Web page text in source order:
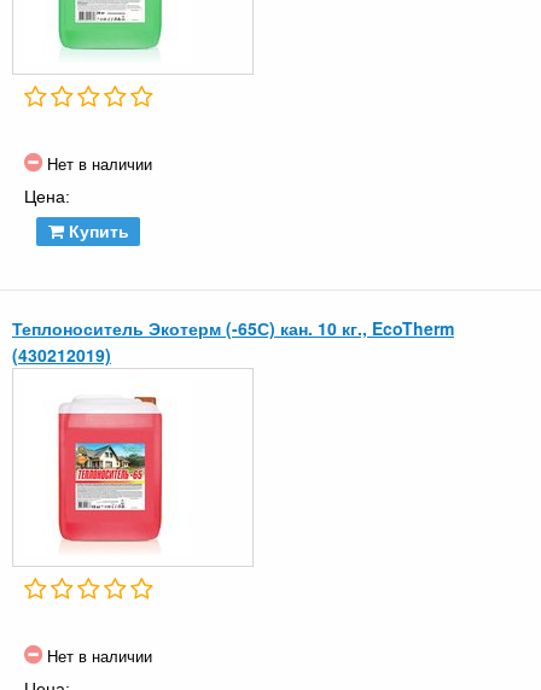
Нет в наличии
Цена:
Купить
Теплоноситель Экотерм (-65С) кан. 10 кг., EcoTherm
(430212019)
Нет в наличии